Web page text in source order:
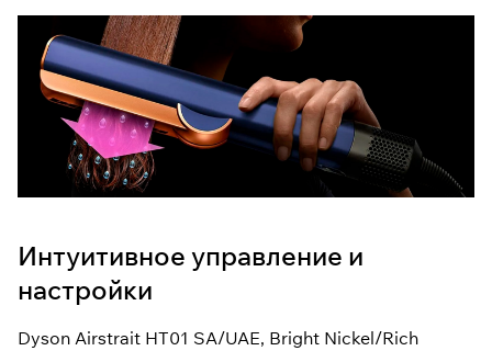
Интуитивное управление и
настройки
Dyson Airstrait HT01 SA/UAE, Bright Nickel/Rich